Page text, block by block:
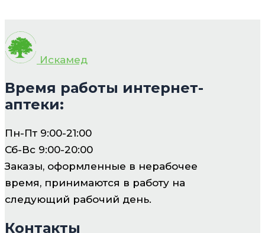
Искамед
Время работы интернет-
аптеки:
Пн-Пт 9:00-21:00
Сб-Вс 9:00-20:00
Заказы, оформленные в нерабочее
время, принимаются в работу на
следующий рабочий день.
Контакты